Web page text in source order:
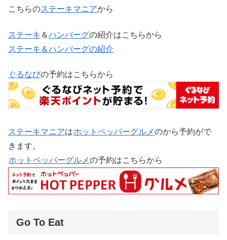
こちらのステーキマニアから
ステーキ ＆ハンバーグの紹介はこちらから
ステーキ＆ハンバーグの紹介
ぐるなびの予約はこちらから
ステーキマニアはホットペッパーグルメのから予約がで
きます。
ホットペッパーグルメの予約はこちらから
Go To Eat